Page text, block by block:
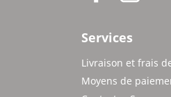
Services
Livraison et frais
Moyens de